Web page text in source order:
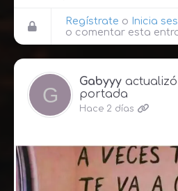
Regístrate o Inicia
o comentar esta
Gabyyy
portada
Hace 2 días